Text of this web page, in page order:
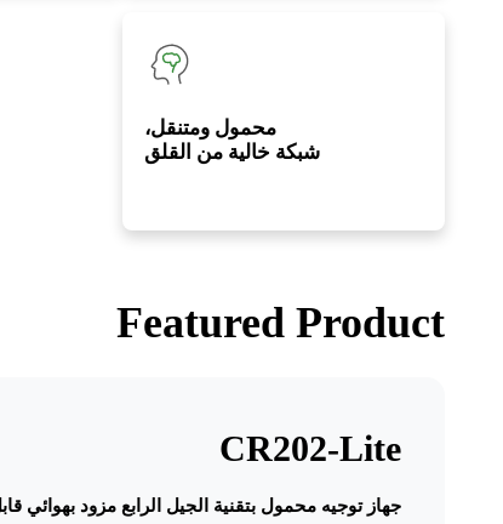
محمول ومتنقل،
شبكة خالية من القلق
Featured Product
CR202-Lite